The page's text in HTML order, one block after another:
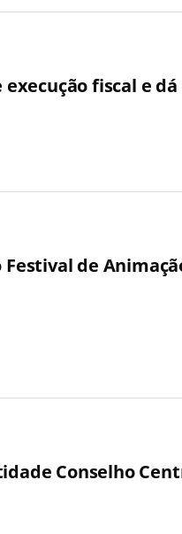
execução fiscal e
de
Conselho